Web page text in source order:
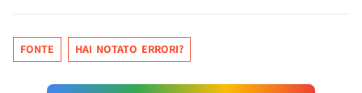
FONTE HAI NOTATO ERRORI?